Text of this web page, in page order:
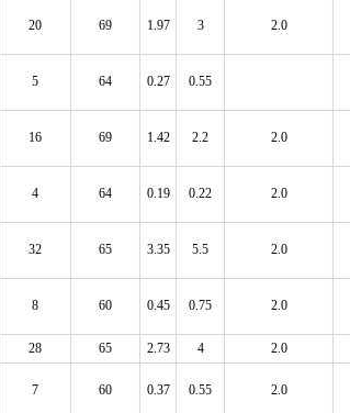
20 69 1.97 3 2.0
5 64 0.27 0.55
16 69 1.42 2.2 2.0
4 64 0.19 0.22 2.0
32 65 3.35 5.5 2.0
8 60 0.45 0.75 2.0
28 65 2.73 4 2.0
7 60 0.37 0.55 2.0